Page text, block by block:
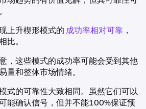
上升楔形模式的 成功率相对可靠 ，
比。
，这些模式的成功率可能会受到其他
量和整体市场情绪。
式的可靠性大致相同。虽然它们可以
能确认信号，但并不能100%保证预